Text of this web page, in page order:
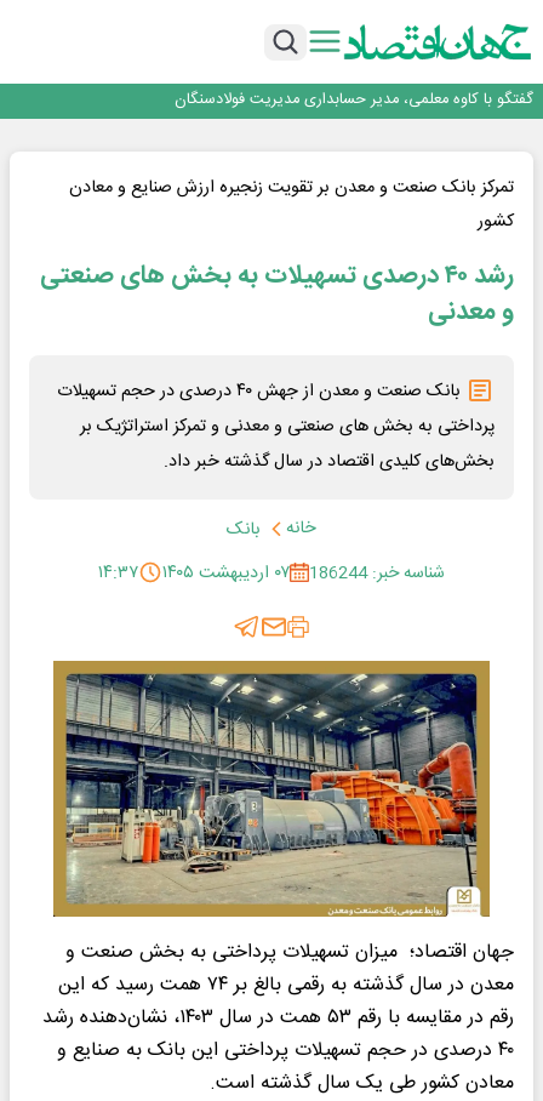
فولاد مبارکه اصفهان
تجدیدپذیر با حضور استاندار اصفهان
گفتگو با کاوه معلمی، مدیر حسابداری مدیریت فولادسنگان
فولاد در تله قیمت‌گذاری دستوری
تمرکز بانک صنعت و معدن بر تقویت زنجیره ارزش صنایع و معادن
کشور
رشد ۴۰ درصدی تسهیلات به بخش های صنعتی
و معدنی
بانک صنعت و معدن از جهش ۴۰ درصدی در حجم تسهیلات
پرداختی به بخش های صنعتی و معدنی و تمرکز استراتژیک بر
بخش‌های کلیدی اقتصاد در سال گذشته خبر داد.
خانه
بانک
شناسه خبر: 186244
۰۷ اردیبهشت ۱۴۰۵ ۱۴:۳۷
جهان اقتصاد؛ میزان تسهیلات پرداختی به بخش صنعت و
معدن در سال گذشته به رقمی بالغ بر ۷۴ همت رسید که این
رقم در مقایسه با رقم ۵۳ همت در سال ۱۴۰۳، نشان‌دهنده رشد
۴۰ درصدی در حجم تسهیلات پرداختی این بانک به صنایع و
معادن کشور طی یک سال گذشته است.